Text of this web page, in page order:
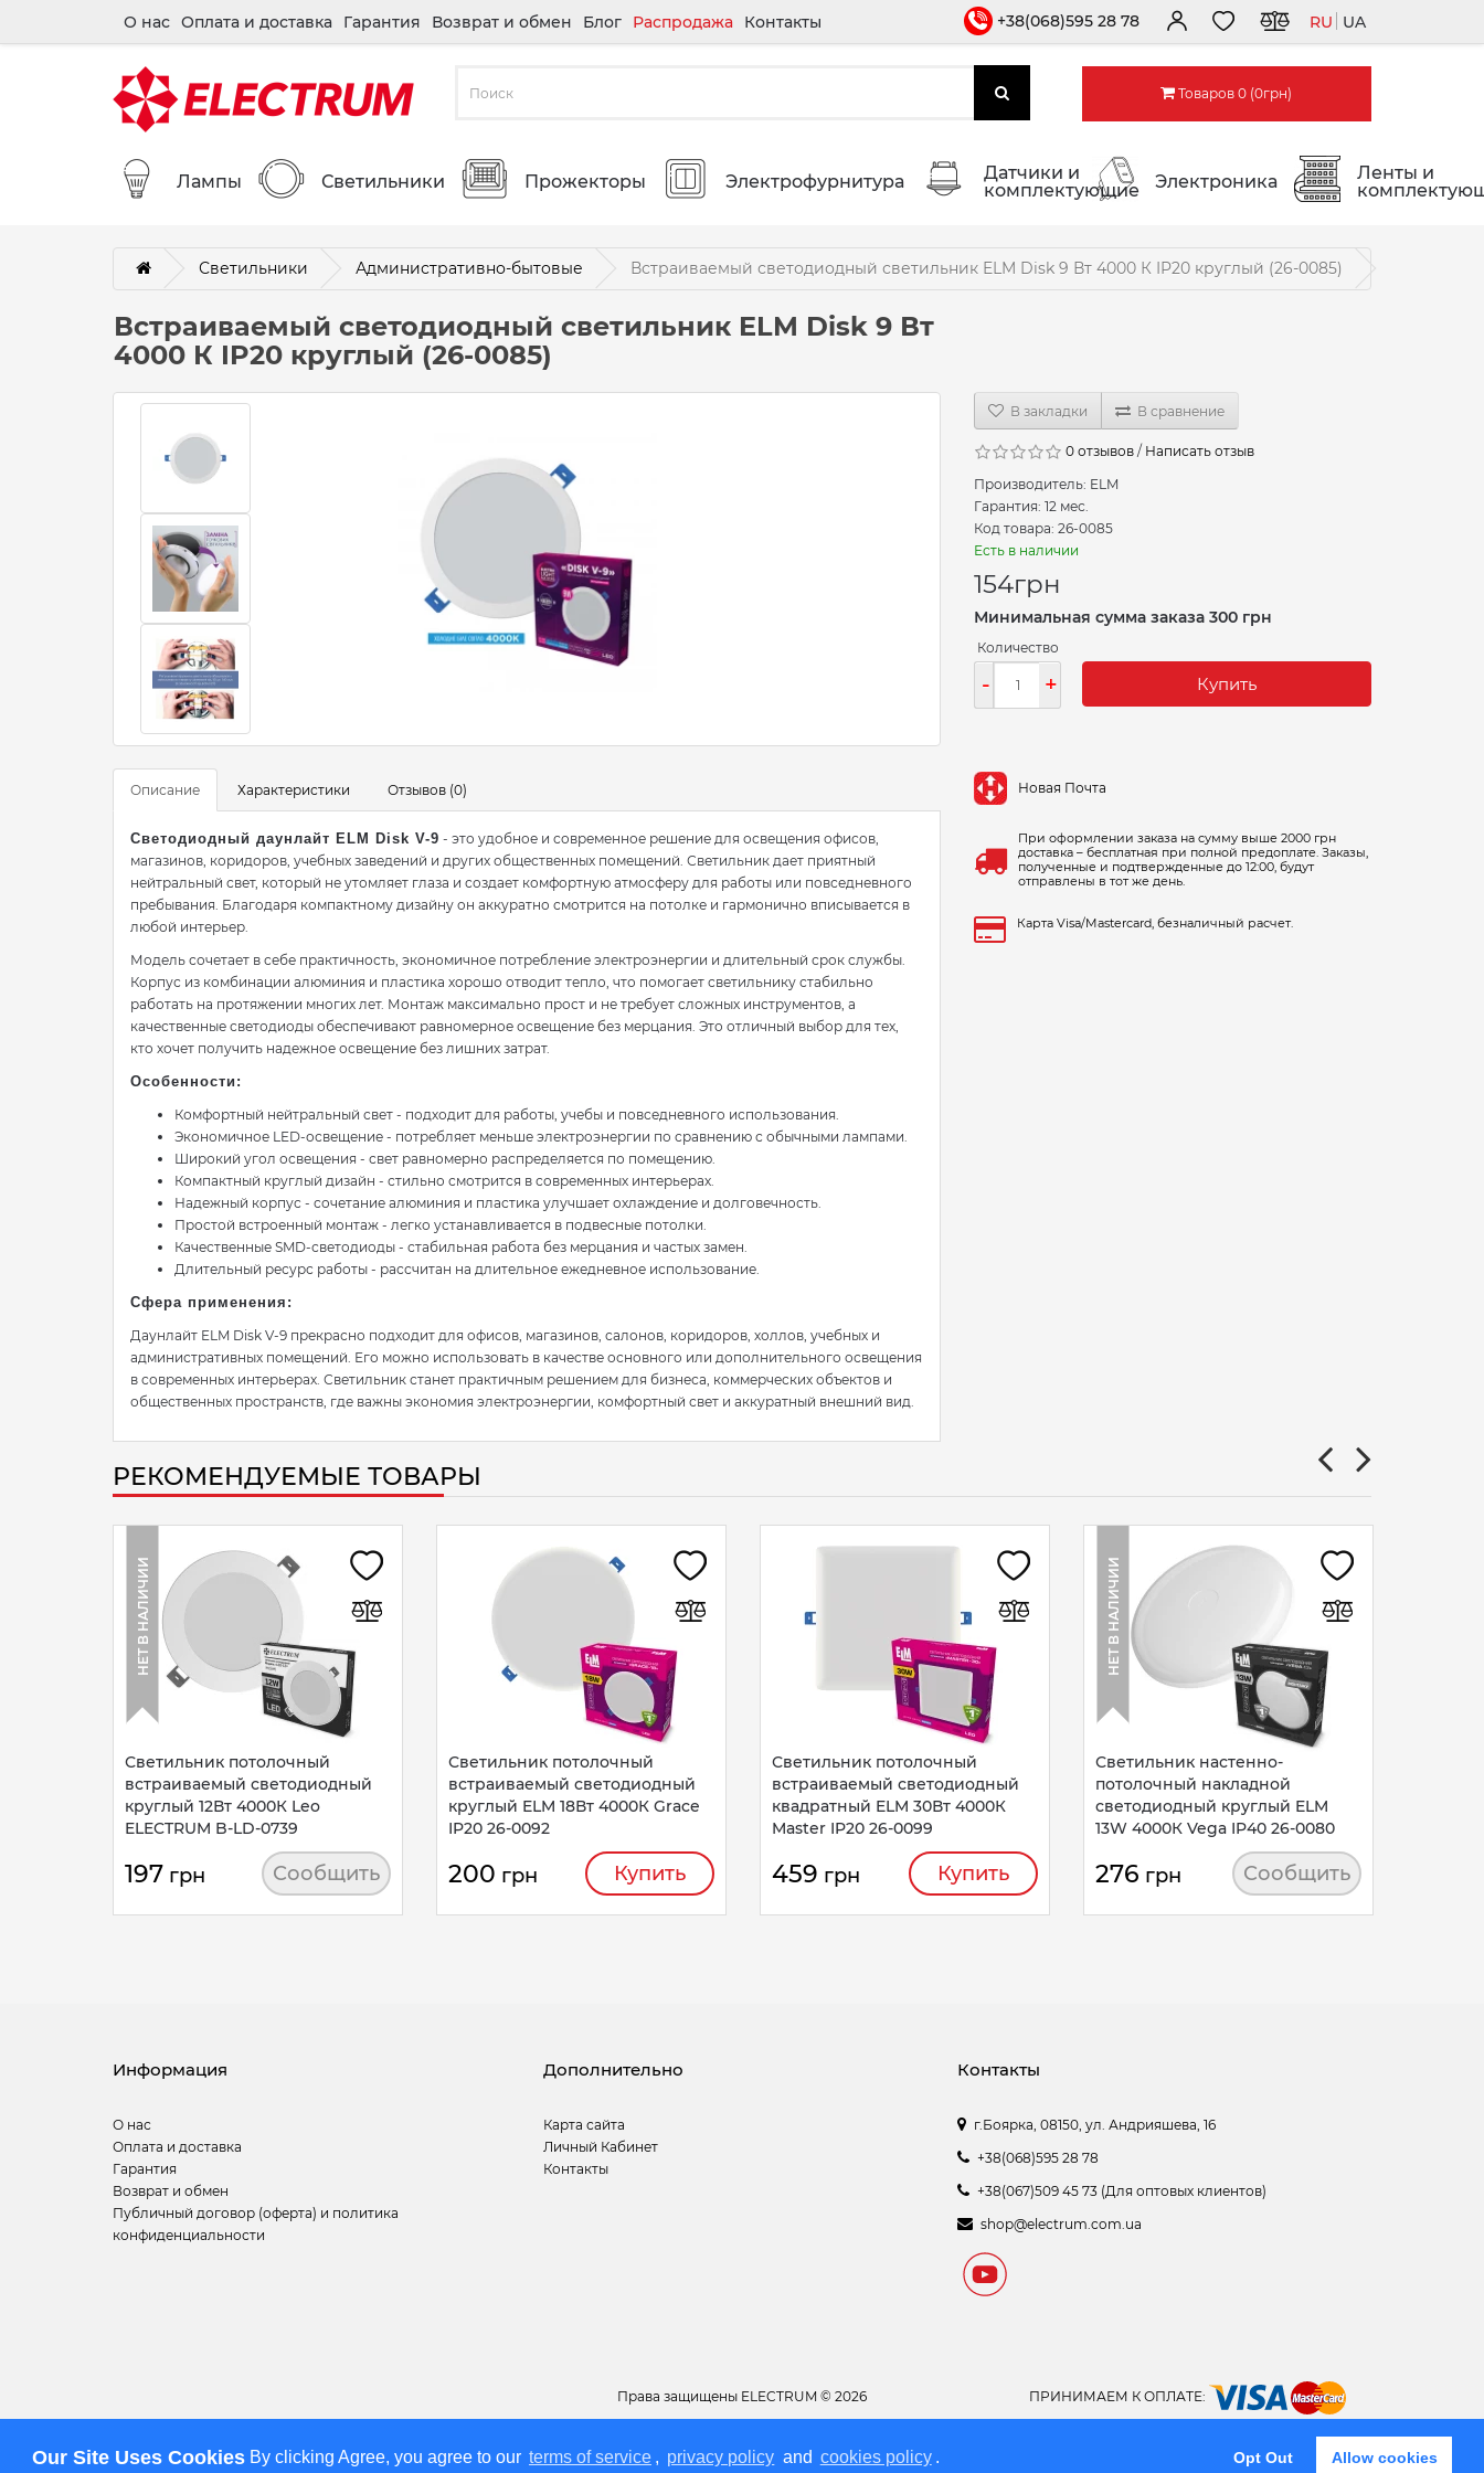
Our Site Uses Cookies By clicking Agree, you agree to our terms of service , privacy policy and cookies policy . Opt Out Allow cookies
О нас Оплата и доставка Гарантия Возврат и обмен Блог Распродажа Контакты +38(068)595 28 78 RU UA
Товаров 0 (0грн)
Лампы Светильники Прожекторы Электрофурнитура
Датчики и
комплектующие
Электроника
Ленты и
Светильники Административно-бытовые Встраиваемый светодиодный светильник ELM Disk 9 Вт 4000 К IP20 круглый (26-0085)
Встраиваемый светодиодный светильник ELM Disk 9 Вт
4000 К IP20 круглый (26-0085)
Описание Характеристики Отзывов (0)
Светодиодный даунлайт ELM Disk V-9 - это удобное и современное решение для освещения офисов,
магазинов, коридоров, учебных заведений и других общественных помещений. Светильник дает приятный
нейтральный свет, который не утомляет глаза и создает комфортную атмосферу для работы или повседневного
пребывания. Благодаря компактному дизайну он аккуратно смотрится на потолке и гармонично вписывается в
любой интерьер.
Модель сочетает в себе практичность, экономичное потребление электроэнергии и длительный срок службы.
Корпус из комбинации алюминия и пластика хорошо отводит тепло, что помогает светильнику стабильно
работать на протяжении многих лет. Монтаж максимально прост и не требует сложных инструментов, а
качественные светодиоды обеспечивают равномерное освещение без мерцания. Это отличный выбор для тех,
кто хочет получить надежное освещение без лишних затрат.
Особенности:
Комфортный нейтральный свет - подходит для работы, учебы и повседневного использования.
Экономичное LED-освещение - потребляет меньше электроэнергии по сравнению с обычными лампами.
Широкий угол освещения - свет равномерно распределяется по помещению.
Компактный круглый дизайн - стильно смотрится в современных интерьерах.
Надежный корпус - сочетание алюминия и пластика улучшает охлаждение и долговечность.
Простой встроенный монтаж - легко устанавливается в подвесные потолки.
Качественные SMD-светодиоды - стабильная работа без мерцания и частых замен.
Длительный ресурс работы - рассчитан на длительное ежедневное использование.
Сфера применения:
Даунлайт ELM Disk V-9 прекрасно подходит для офисов, магазинов, салонов, коридоров, холлов, учебных и
административных помещений. Его можно использовать в качестве основного или дополнительного освещения
в современных интерьерах. Светильник станет практичным решением для бизнеса, коммерческих объектов и
общественных пространств, где важны экономия электроэнергии, комфортный свет и аккуратный внешний вид.
В закладки В сравнение
0 отзывов / Написать отзыв
Производитель: ELM
Гарантия: 12 мес.
Код товара: 26-0085
Есть в наличии
154грн
Минимальная сумма заказа 300 грн
Количество
- + Купить
Новая Почта
При оформлении заказа на сумму выше 2000 грн
доставка – бесплатная при полной предоплате. Заказы,
полученные и подтвержденные до 12:00, будут
отправлены в тот же день.
Карта Visa/Mastercard, безналичный расчет.
РЕКОМЕНДУЕМЫЕ ТОВАРЫ
Светильник потолочный
встраиваемый светодиодный
круглый 12Вт 4000К Leo
ELECTRUM B-LD-0739
197 грн Сообщить
НЕТ В НАЛИЧИИ
Светильник потолочный
встраиваемый светодиодный
круглый ELM 18Вт 4000К Grace
IP20 26-0092
200 грн Купить
Светильник потолочный
встраиваемый светодиодный
квадратный ELM 30Вт 4000К
Master IP20 26-0099
459 грн Купить
Светильник настенно-
потолочный накладной
светодиодный круглый ELM
13W 4000К Vega IP40 26-0080
276 грн Сообщить
НЕТ В НАЛИЧИИ
Информация
О нас
Оплата и доставка
Гарантия
Возврат и обмен
Публичный договор (оферта) и политика
конфиденциальности
Дополнительно
Карта сайта
Личный Кабинет
Контакты
Контакты
г.Боярка, 08150, ул. Андрияшева, 16
+38(068)595 28 78
+38(067)509 45 73 (Для оптовых клиентов)
shop@electrum.com.ua
Права защищены ELECTRUM © 2026 ПРИНИМАЕМ К ОПЛАТЕ:
Закрыть
Мы используем cookies для улучшения качества обслуживания клиентов. .